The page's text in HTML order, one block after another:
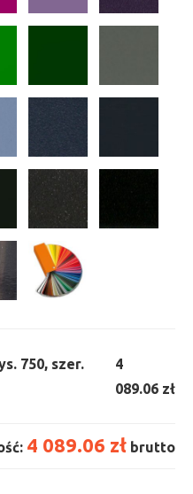
750, szer.
4
089.06 zł
4 089.06 zł brutto